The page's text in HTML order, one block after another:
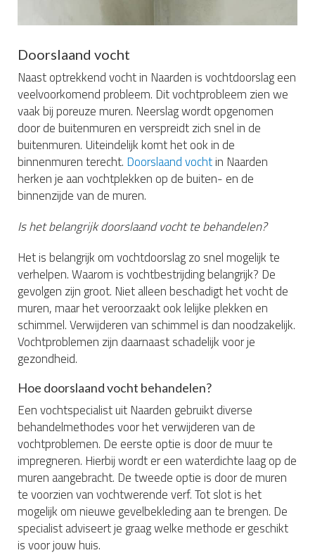
Doorslaand vocht
Naast optrekkend vocht in Naarden is vochtdoorslag een
veelvoorkomend probleem. Dit vochtprobleem zien we
vaak bij poreuze muren. Neerslag wordt opgenomen
door de buitenmuren en verspreidt zich snel in de
buitenmuren. Uiteindelijk komt het ook in de
binnenmuren terecht. Doorslaand vochtin Naarden
herken je aan vochtplekken op de buiten- en de
binnenzijde van de muren.
Is het belangrijk doorslaand vocht te behandelen?
Het is belangrijk om vochtdoorslag zo snel mogelijk te
verhelpen. Waarom is vochtbestrijding belangrijk? De
gevolgen zijn groot. Niet alleen beschadigt het vocht de
muren, maar het veroorzaakt ook lelijke plekken en
schimmel. Verwijderen van schimmel is dan noodzakelijk.
Vochtproblemen zijn daarnaast schadelijk voor je
gezondheid.
Hoe doorslaand vocht behandelen?
Een vochtspecialist uit Naarden gebruikt diverse
behandelmethodes voor het verwijderen van de
vochtproblemen. De eerste optie is door de muur te
impregneren. Hierbij wordt er een waterdichte laag op de
muren aangebracht. De tweede optie is door de muren
te voorzien van vochtwerende verf. Tot slot is het
mogelijk om nieuwe gevelbekleding aan te brengen. De
specialist adviseert je graag welke methode er geschikt
is voor jouw huis.